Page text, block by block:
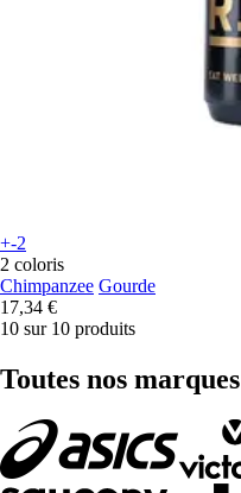
+-2
2 coloris
Chimpanzee Gourde
17,34 €
10 sur 10 produits
Toutes nos marques